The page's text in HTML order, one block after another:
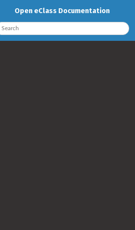
Open eClass Documentation